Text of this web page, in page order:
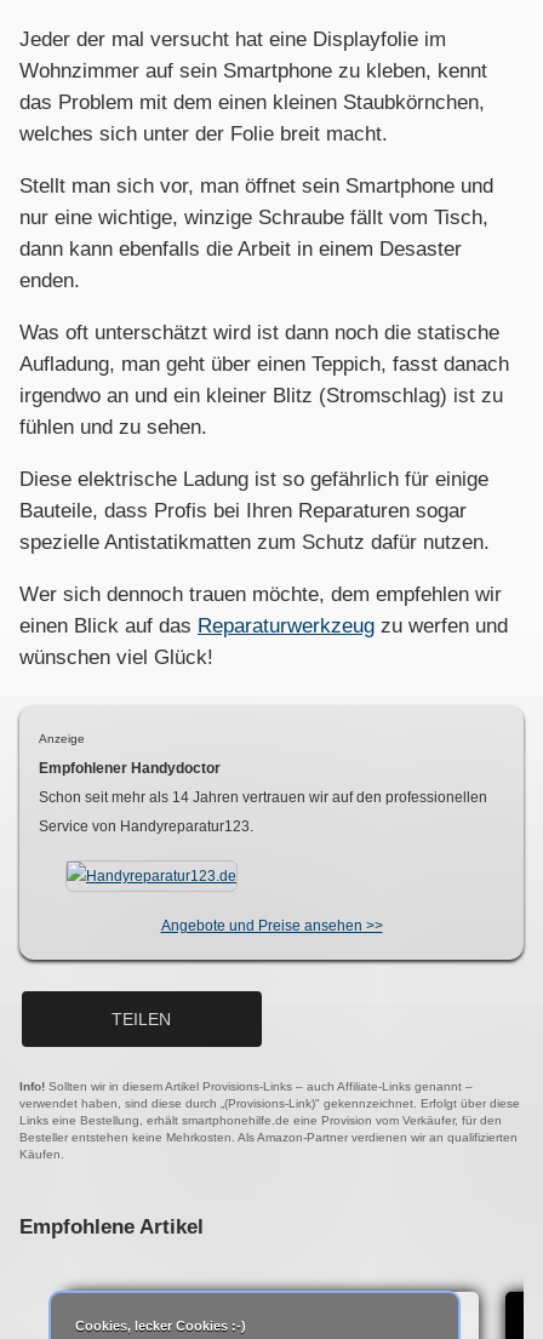
Jeder der mal versucht hat eine Displayfolie im
Wohnzimmer auf sein Smartphone zu kleben, kennt
das Problem mit dem einen kleinen Staubkörnchen,
welches sich unter der Folie breit macht.
Stellt man sich vor, man öffnet sein Smartphone und
nur eine wichtige, winzige Schraube fällt vom Tisch,
dann kann ebenfalls die Arbeit in einem Desaster
enden.
Was oft unterschätzt wird ist dann noch die statische
Aufladung, man geht über einen Teppich, fasst danach
irgendwo an und ein kleiner Blitz (Stromschlag) ist zu
fühlen und zu sehen.
Diese elektrische Ladung ist so gefährlich für einige
Bauteile, dass Profis bei Ihren Reparaturen sogar
spezielle Antistatikmatten zum Schutz dafür nutzen.
Wer sich dennoch trauen möchte, dem empfehlen wir
einen Blick auf das Reparaturwerkzeug zu werfen und
wünschen viel Glück!
Anzeige
Empfohlener Handydoctor
Schon seit mehr als 14 Jahren vertrauen wir auf den professionellen
Service von Handyreparatur123.
Angebote und Preise ansehen >>
TEILEN
Info! Sollten wir in diesem Artikel Provisions-Links – auch Affiliate-Links genannt –
verwendet haben, sind diese durch „(Provisions-Link)" gekennzeichnet. Erfolgt über diese
Links eine Bestellung, erhält smartphonehilfe.de eine Provision vom Verkäufer, für den
Besteller entstehen keine Mehrkosten. Als Amazon-Partner verdienen wir an qualifizierten
Käufen.
Empfohlene Artikel
Cookies, lecker Cookies :-)